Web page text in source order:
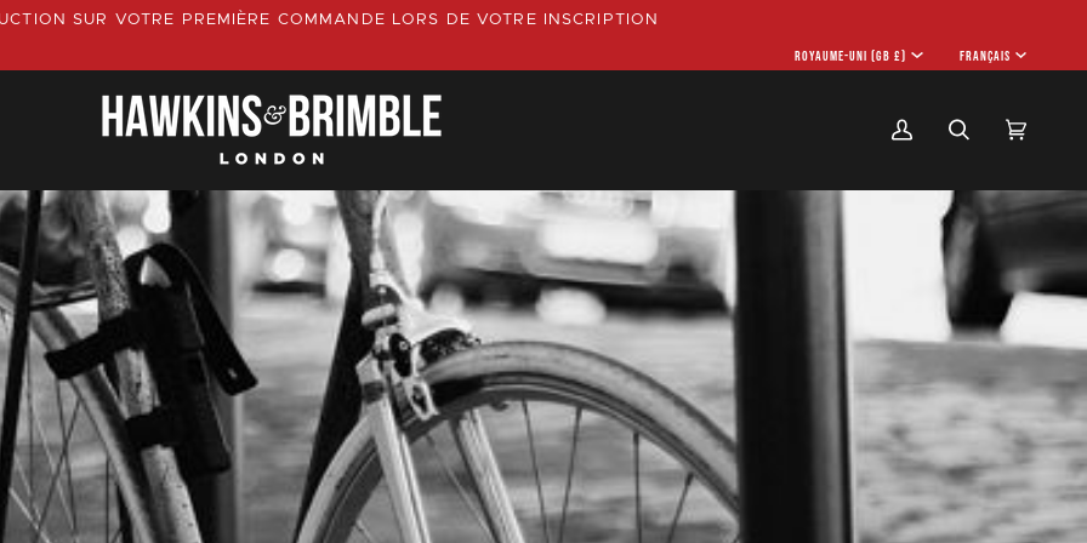
SUR VOTRE PREMIÈRE COMMANDE LORS DE VOTRE INSCRIPTION
MONNAIE
ROYAUME-UNI (GB £) FRANÇAIS
Mon
RecherchePanier